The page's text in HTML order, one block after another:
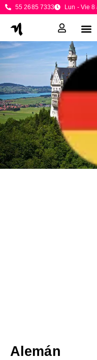
55 2685 7333 Lun - Vie 8
Alemán